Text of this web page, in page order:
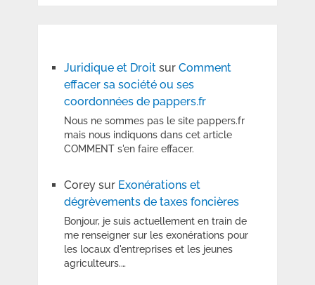
Juridique et Droitsur Comment
effacer sa société ou ses
coordonnées de pappers.fr
Nous ne sommes pas le site pappers.fr
mais nous indiquons dans cet article
COMMENT s'en faire effacer.
Coreysur Exonérations et
dégrèvements de taxes foncières
Bonjour, je suis actuellement en train de
me renseigner sur les exonérations pour
les locaux d'entreprises et les jeunes
agriculteurs.…